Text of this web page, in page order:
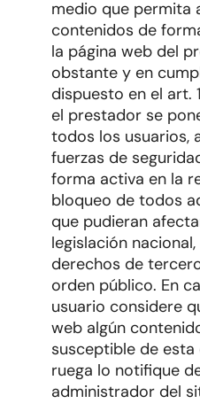
medio que permita
contenidos de
la página web del
obstante y en
dispuesto en el art.
el prestador se
todos los usuarios,
fuerzas de
forma activa en la
bloqueo de todos
que pudieran
legislación
derechos de
orden público. En
usuario considere
web algún
susceptible de esta
ruega lo notifique
administrador del